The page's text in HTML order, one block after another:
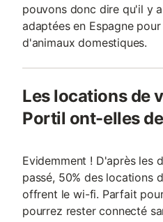
pouvons donc dire qu'il y
adaptées en Espagne
d'animaux domestiques.
Les locations de
Portil ont-elles
Evidemment ! D'après les
passé, 50% des locations
offrent le wi-fi. Parfait
pourrez rester connecté